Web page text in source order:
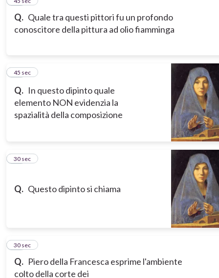
Q. Quale tra questi pittori fu un profondo
conoscitore della pittura ad olio fiamminga
Q. In questo dipinto quale
elemento NON evidenzia la
spazialità della composizione
11
45 sec
Q. Questo dipinto si chiama
12
30 sec
Q. Piero della Francesca esprime l'ambiente
colto della corte dei
13
30 sec